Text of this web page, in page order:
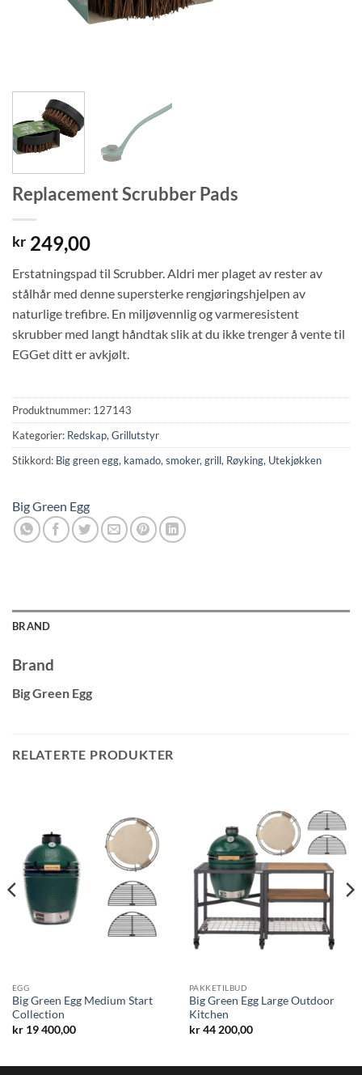
Replacement Scrubber Pads
kr 249,00
Erstatningspad til Scrubber. Aldri mer plaget av rester av
stålhår med denne supersterke rengjøringshjelpen av
naturlige trefibre. En miljøvennlig og varmeresistent
skrubber med langt håndtak slik at du ikke trenger å vente til
EGGet ditt er avkjølt.
Produktnummer: 127143
Kategorier: Redskap,Grillutstyr
Stikkord: Big green egg, kamado,smoker,grill, Røyking, Utekjøkken
Big Green Egg
BRAND
Brand
Big Green Egg
RELATERTE PRODUKTER
EGG
Big Green Egg Medium Start
Collection
kr19 400,00
PAKKETILBUD
Big Green Egg Large Outdoor
Kitchen
kr44 200,00